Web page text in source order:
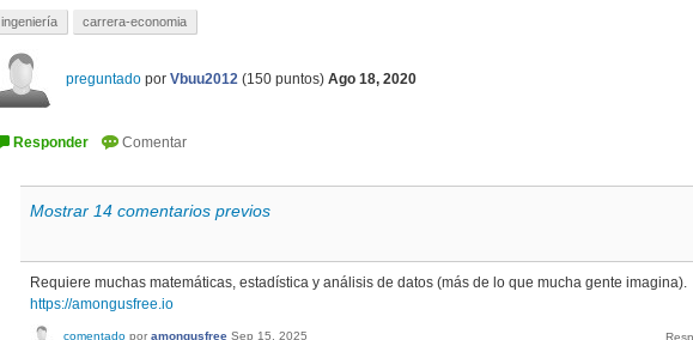
ingeniería carrera-economia
preguntado por Vbuu2012 (150 puntos) Ago 18, 2020
Mostrar 14 comentarios previos
Requiere muchas matemáticas, estadística y análisis de datos (más de lo que mucha gente imagina).
https://amongusfree.io
comentado por amongusfree Sep 15, 2025